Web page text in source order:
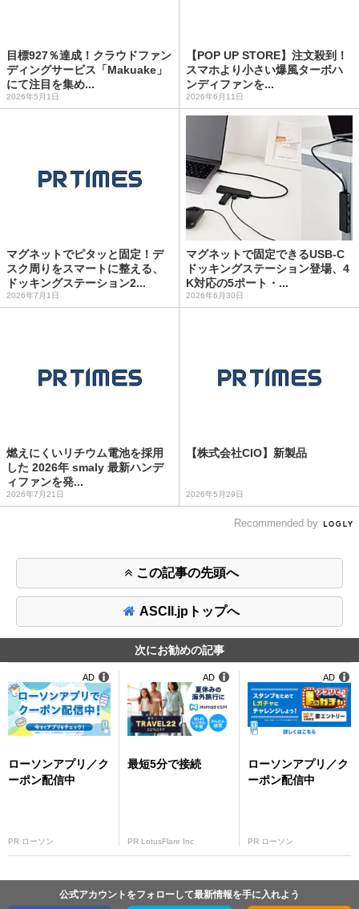
目標927％達成！クラウドファン
ディングサービス「Makuake」
にて注目を集め...
2026年5月1日
【POP UP STORE】注文殺到！
スマホより小さい爆風ターボハ
ンディファンを...
2026年6月11日
マグネットでピタッと固定！デ
スク周りをスマートに整える、
ドッキングステーション2...
2026年7月1日
マグネットで固定できるUSB-C
ドッキングステーション登場、4
K対応の5ポート・...
2026年6月30日
燃えにくいリチウム電池を採用
した 2026年 smaly 最新ハンデ
ィファンを発...
2026年7月21日
【株式会社CIO】新製品
2026年5月29日
Recommended by
この記事の先頭へ
ASCII.jpトップへ
次にお勧めの記事
ローソンアプリ／ク
ーポン配信中
PR ローソン
AD
最短5分で接続
PR LotusFlare Inc
AD
ローソンアプリ／ク
ーポン配信中
PR ローソン
AD
公式アカウントをフォローして最新情報を手に入れよう